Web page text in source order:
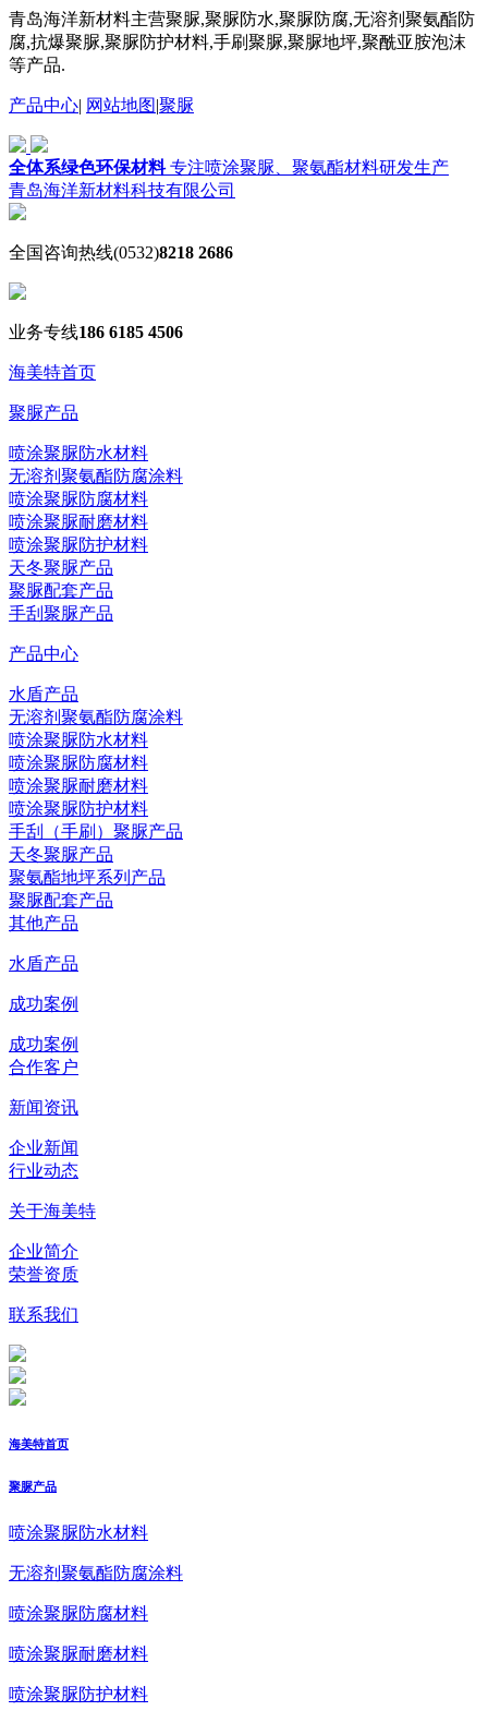
青岛海洋新材料主营聚脲,聚脲防水,聚脲防腐,无溶剂聚氨酯防
腐,抗爆聚脲,聚脲防护材料,手刷聚脲,聚脲地坪,聚酰亚胺泡沫
等产品.
产品中心| 网站地图|聚脲
全体系绿色环保材料专注喷涂聚脲、聚氨酯材料研发生产
青岛海洋新材料科技有限公司
全国咨询热线(0532)8218 2686
业务专线186 6185 4506
海美特首页
聚脲产品
喷涂聚脲防水材料
无溶剂聚氨酯防腐涂料
喷涂聚脲防腐材料
喷涂聚脲耐磨材料
喷涂聚脲防护材料
天冬聚脲产品
聚脲配套产品
手刮聚脲产品
产品中心
水盾产品
无溶剂聚氨酯防腐涂料
喷涂聚脲防水材料
喷涂聚脲防腐材料
喷涂聚脲耐磨材料
喷涂聚脲防护材料
手刮（手刷）聚脲产品
天冬聚脲产品
聚氨酯地坪系列产品
聚脲配套产品
其他产品
水盾产品
成功案例
成功案例
合作客户
新闻资讯
企业新闻
行业动态
关于海美特
企业简介
荣誉资质
联系我们
海美特首页
聚脲产品
喷涂聚脲防水材料
无溶剂聚氨酯防腐涂料
喷涂聚脲防腐材料
喷涂聚脲耐磨材料
喷涂聚脲防护材料